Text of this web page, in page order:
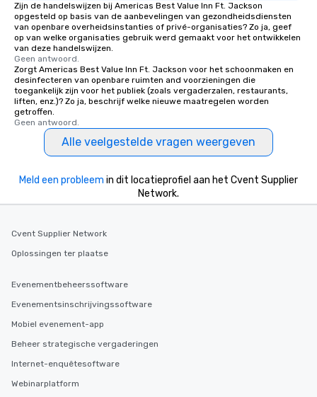
Zijn de handelswijzen bij Americas Best Value Inn Ft. Jackson
opgesteld op basis van de aanbevelingen van gezondheidsdiensten
van openbare overheidsinstanties of privé-organisaties? Zo ja, geef
op van welke organisaties gebruik werd gemaakt voor het ontwikkelen
van deze handelswijzen.
Geen antwoord.
Zorgt Americas Best Value Inn Ft. Jackson voor het schoonmaken en
desinfecteren van openbare ruimten and voorzieningen die
toegankelijk zijn voor het publiek (zoals vergaderzalen, restaurants,
liften, enz.)? Zo ja, beschrijf welke nieuwe maatregelen worden
getroffen.
Geen antwoord.
Alle veelgestelde vragen weergeven
Meld een probleem in dit locatieprofiel aan het Cvent Supplier
Network.
Cvent Supplier Network
Oplossingen ter plaatse
Evenementbeheerssoftware
Evenementsinschrijvingssoftware
Mobiel evenement-app
Beheer strategische vergaderingen
Internet-enquêtesoftware
Webinarplatform